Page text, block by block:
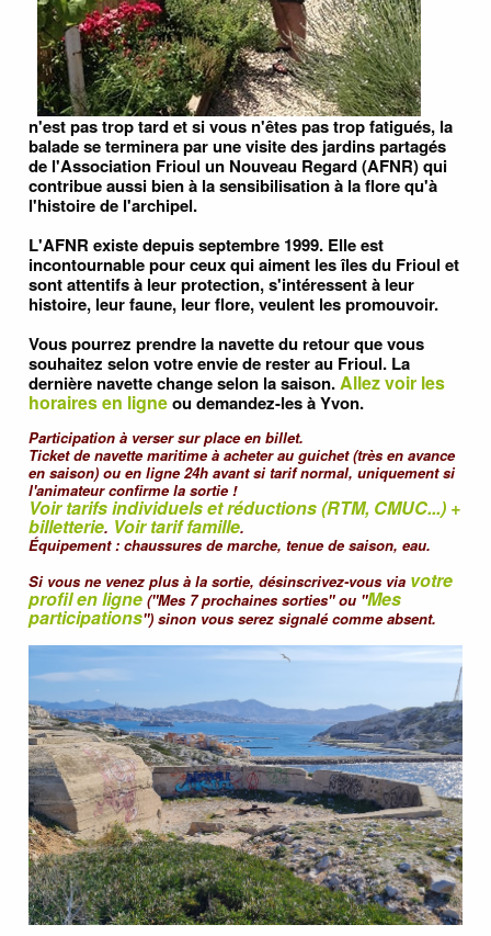
n'est pas trop tard et si vous n'êtes pas trop fatigués, la
balade se terminera par une visite des jardins partagés
de l'Association Frioul un Nouveau Regard (AFNR) qui
contribue aussi bien à la sensibilisation à la flore qu'à
l'histoire de l'archipel.
L'AFNR existe depuis septembre 1999. Elle est
incontournable pour ceux qui aiment les îles du Frioul et
sont attentifs à leur protection, s'intéressent à leur
histoire, leur faune, leur flore, veulent les promouvoir.
Vous pourrez prendre la navette du retour que vous
souhaitez selon votre envie de rester au Frioul. La
dernière navette change selon la saison.Allez voir les
horaires en ligneou demandez-les à Yvon.
Participation à verser sur place en billet.
Ticket de navette maritime à acheter au guichet (très en avance
en saison) ou en ligne 24h avant si tarif normal, uniquement si
l'animateur confirme la sortie !
Voir tarifs individuels et réductions (RTM, CMUC...) +
billetterie. Voir tarif famille.
Équipement : chaussures de marche, tenue de saison, eau.
Si vous ne venez plus à la sortie, désinscrivez-vous via votre
profil en ligne ("Mes 7 prochaines sorties" ou "Mes
participations") sinon vous serez signalé comme absent.